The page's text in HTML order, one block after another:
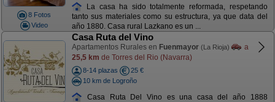
8 Fotos
Video
La casa ha sido totalmente reformada, respetando
tanto sus materiales como su estructura, ya que data del
año 1880. Casa rural Lazkano es un ...
Casa Ruta del Vino
Apartamentos Rurales en Fuenmayor (La Rioja)
a
25,5 km de Torres del Rio (Navarra)
8-14 plazas
25 €
10 km de Logroño
Casa Ruta Del Vino es una casa del año 1888